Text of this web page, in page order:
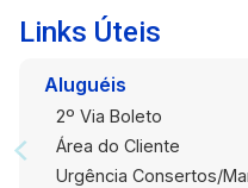
iluminação natural, a
manutenção. Diferenciais: Vista aberta,
excelente iluminação
24 horas, câmeras
hall de entrada,
Links Úteis
Aluguéis
2º Via Boleto
Área do Cliente
Urgência Consertos/